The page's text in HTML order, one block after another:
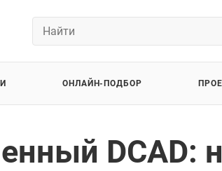
ОНЛАЙН-ПОДБОР
DCAD: